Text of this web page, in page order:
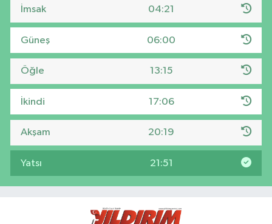
İmsak 04:21
Güneş 06:00
Öğle 13:15
İkindi 17:06
Akşam 20:19
Yatsı 21:51